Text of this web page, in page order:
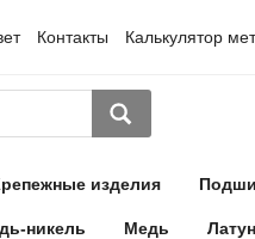
Контакты Калькулятор
изделия
никель Медь